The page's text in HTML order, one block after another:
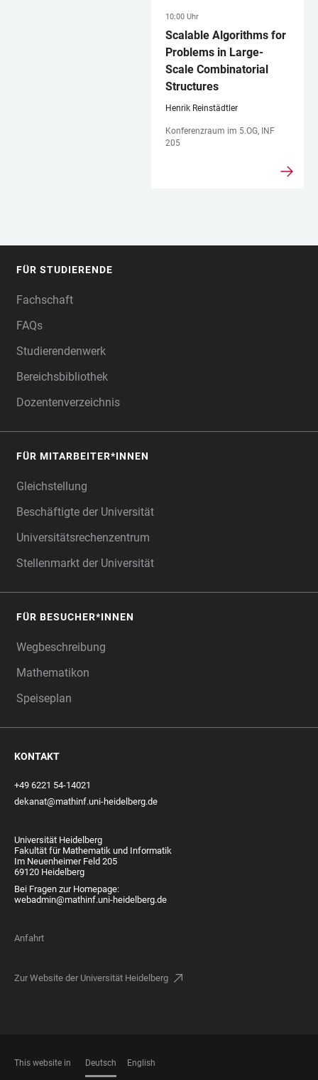
10:00 Uhr
Scalable Algorithms for
Problems in Large-
Scale Combinatorial
Structures
Henrik Reinstädtler
Konferenzraum im 5.OG, INF
205
FÜR STUDIERENDE
Fachschaft
FAQs
Studierendenwerk
Bereichsbibliothek
Dozentenverzeichnis
FÜR MITARBEITER*INNEN
Gleichstellung
Beschäftigte der Universität
Universitätsrechenzentrum
Stellenmarkt der Universität
FÜR BESUCHER*INNEN
Wegbeschreibung
Mathematikon
Speiseplan
KONTAKT
+49 6221 54-14021
dekanat@mathinf.uni-heidelberg.de
Universität Heidelberg
Fakultät für Mathematik und Informatik
Im Neuenheimer Feld 205
69120 Heidelberg
Bei Fragen zur Homepage:
webadmin@mathinf.uni-heidelberg.de
Anfahrt
Zur Website der Universität Heidelberg
This website in Deutsch English